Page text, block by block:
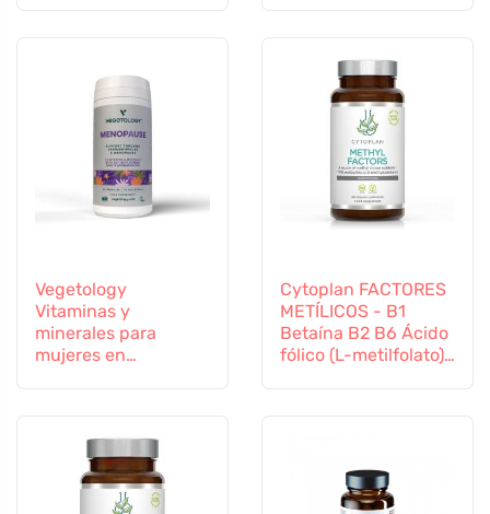
Vegetology
Vitaminas y
minerales para
mujeres en
Cytoplan FACTORES
METÍLICOS - B1
Betaína B2 B6 Ácido
fólico (L-metilfolato)